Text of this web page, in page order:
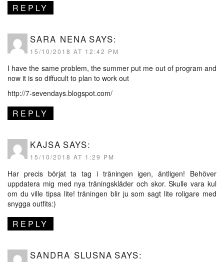
REPLY
SARA NENA SAYS:
15/10/2018 AT 12:42 PM
I have the same problem, the summer put me out of program and
now it is so diffucult to plan to work out
http://7-sevendays.blogspot.com/
REPLY
KAJSA SAYS:
15/10/2018 AT 1:29 PM
Har precis börjat ta tag i träningen igen, äntligen! Behöver
uppdatera mig med nya träningskläder och skor. Skulle vara kul
om du ville tipsa lite! träningen blir ju som sagt lite roligare med
snygga outfits:)
REPLY
SANDRA SLUSNA SAYS: